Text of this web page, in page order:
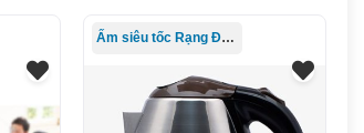
Ấm siêu tốc Rạng Đông